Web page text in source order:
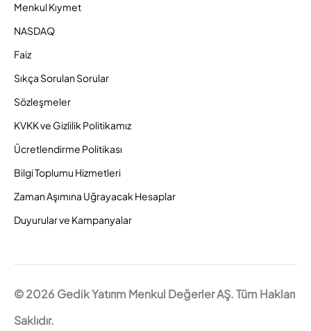
Menkul Kıymet
NASDAQ
Faiz
Sıkça Sorulan Sorular
Sözleşmeler
KVKK ve Gizlilik Politikamız
Ücretlendirme Politikası
Bilgi Toplumu Hizmetleri
Zaman Aşımına Uğrayacak Hesaplar
Duyurular ve Kampanyalar
© 2026 Gedik Yatırım Menkul Değerler AŞ. Tüm Hakları
Saklıdır.